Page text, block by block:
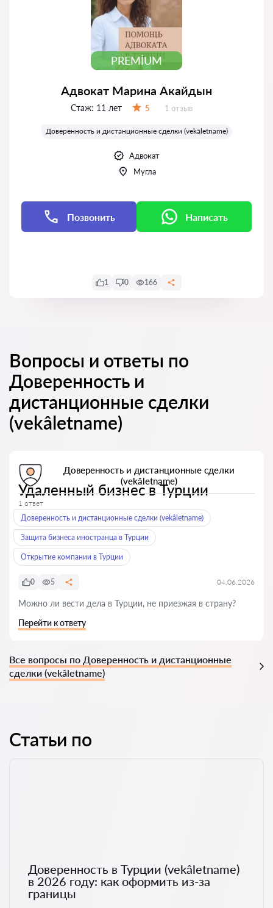
PREMIUM
Адвокат Марина Акайдын
Стаж: 11 лет 5 Отзывов:
1 отзыв
Доверенность и дистанционные сделки (vekâletname)
Адвокат
Мугла
Позвонить Написать
1 0 166
Вопросы и ответы по
Доверенность и
дистанционные сделки
(vekâletname)
Доверенность и дистанционные сделки
(vekâletname)
Удаленный бизнес в Турции
1 ответ
Доверенность и дистанционные сделки (vekâletname)
Защита бизнеса иностранца в Турции
Открытие компании в Турции
0 5 04.06.2026
Можно ли вести дела в Турции, не приезжая в страну?
Перейти к ответу
Все вопросы по Доверенность и дистанционные
сделки (vekâletname)
Статьи по
Доверенность в Турции (vekâletname)
в 2026 году: как оформить из-за
границы